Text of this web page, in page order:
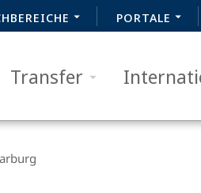
PORTALE
Transfer